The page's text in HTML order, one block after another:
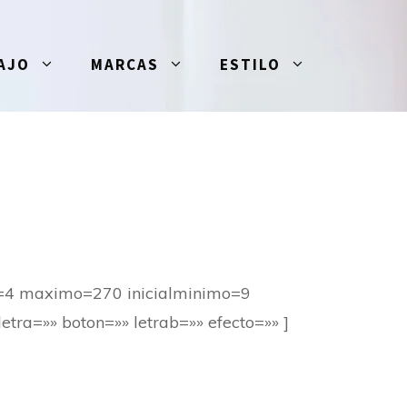
MARCAS ESTILO
maximo=270 inicialminimo=9
boton=»» letrab=»» efecto=»» ]